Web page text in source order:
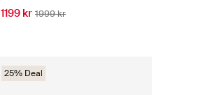
1199 kr 1999 kr
25% Deal